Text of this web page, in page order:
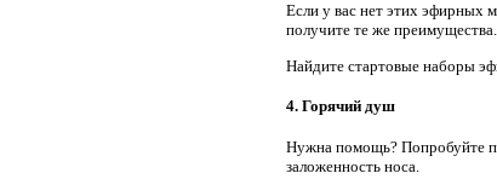
Если у вас нет этих эфирных
получите те же преимущества.
Найдите стартовые наборы
4. Горячий душ
Нужна помощь? Попробуйте
заложенность носа.